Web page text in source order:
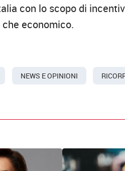
con lo scopo di
economico.
NEWS E OPINIONI